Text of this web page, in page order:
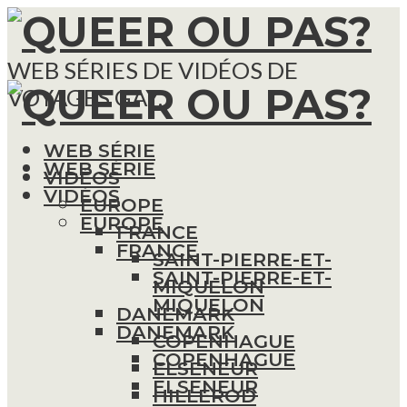
WEB SÉRIES DE VIDÉOS DE
VOYAGES GAY.
WEB SÉRIE
VIDÉOS
EUROPE
FRANCE
SAINT-PIERRE-ET-
MIQUELON
DANEMARK
COPENHAGUE
ELSENEUR
HILLEROD
WEB SÉRIE
VIDÉOS
EUROPE
FRANCE
SAINT-PIERRE-ET-
MIQUELON
DANEMARK
COPENHAGUE
ELSENEUR